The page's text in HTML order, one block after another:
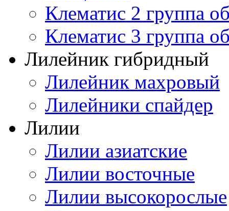
Клематис 2 группа
Клематис 3 группа
Лилейник гибридный
Лилейник махровый
Лилейники спайдер
Лилии
Лилии азиатские
Лилии восточные
Лилии высокорослые